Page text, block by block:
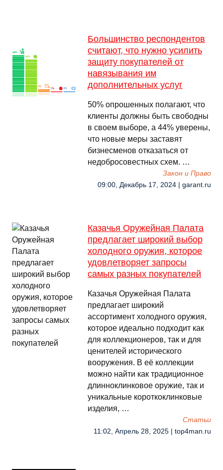
Большинство респондентов
считают, что нужно усилить
защиту покупателей от
навязывания им
дополнительных услуг
50% опрошенных полагают, что
клиенты должны быть свободны
в своем выборе, а 44% уверены,
что новые меры заставят
бизнесменов отказаться от
недобросовестных схем. …
Закон и Право
09:00, Декабрь 17, 2024 | garant.ru
Казачья Оружейная Палата
предлагает широкий выбор
холодного оружия, которое
удовлетворяет запросы
самых разных покупателей
Казачья Оружейная Палата
предлагает широкий
ассортимент холодного оружия,
которое идеально подходит как
для коллекционеров, так и для
ценителей исторического
вооружения. В её коллекции
можно найти как традиционное
длинноклинковое оружие, так и
уникальные короткоклинковые
изделия, …
Cтатьи
11:02, Апрель 28, 2025 | top4man.ru